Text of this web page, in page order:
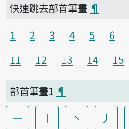
快速跳去部首筆畫 ¶
1
2 3 4 5 6
11
12 13 14 15
部首筆畫1 ¶
一 丨 丶 丿